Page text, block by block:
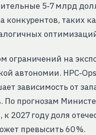
5‑7 млрд
конкурентов, таких
ограничений на
автономии.
зависимость от
По прогнозам
году доля
превысить 60 %.